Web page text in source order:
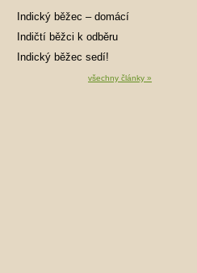
Indický běžec – domácí
mazlíček
Indičtí běžci k odběru
Indický běžec sedí!
všechny články »